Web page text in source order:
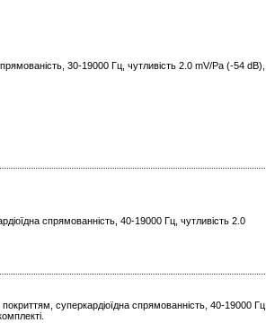
30-19000 Гц, чутливість 2.0 mV/Pa (-54 dB),
спрямованність, 40-19000 Гц, чутливість 2.0
суперкардіоїдна спрямованність, 40-19000 Гц,